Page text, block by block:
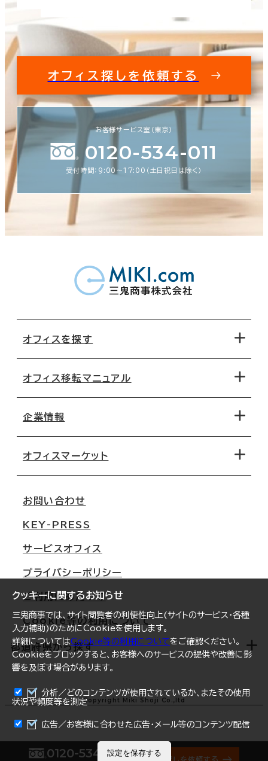
0120-534-011 オフィス探しを依頼する
クッキーに関するお知らせ
三鬼商事では、サイト閲覧者の利便性向上(サイトのサービス・各種
入力補助)のためにCookieを使用します。
詳細についてはCookie等の利用についてをご確認ください。
Cookieをブロックすると、お客様へのサービスの提供や改善に影
響を及ぼす場合があります。
分析／どのコンテンツが使用されているか、またその使用
状況や頻度等を測定
広告／お客様に合わせた広告・メール等のコンテンツ配信
設定を保存する
オフィス探しを依頼する
お客様サービス室（東京）
0120-534-011
受付時間：9:00〜17:00（土日祝日は除く）
オフィスを探す
地図から探す
路線・駅から探す
オフィス移転マニュアル
移転コストシミュレーション
移転スケジュール
オフィス移転Q&A
企業情報
オフィスマーケット
大阪
名古屋
札幌
仙台
横浜
福岡
オフィスリポート
ログイン
お問い合わせ
KEY-PRESS
サービスオフィス
プライバシーポリシー
ご利用にあたって
Cookie等の利用について
都道府県から探す
北海道
青森県
Copyright Miki Shoji Co.,ltd